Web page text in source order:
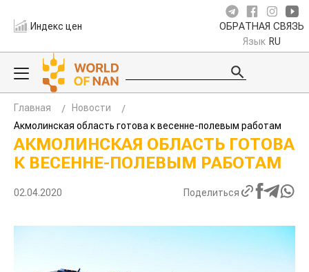
Индекс цен ОБРАТНАЯ СВЯЗЬ
Язык RU
Главная
Новости
Акмолинская область готова к весенне-полевым работам
АКМОЛИНСКАЯ ОБЛАСТЬ ГОТОВА
К ВЕСЕННЕ-ПОЛЕВЫМ РАБОТАМ
02.04.2020 Поделиться